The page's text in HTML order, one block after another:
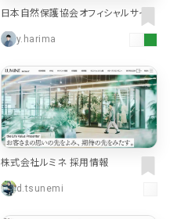
日本自然保護協会オフィシャルサイト
y.harima
株式会社ルミネ 採用情報
d.tsunemi